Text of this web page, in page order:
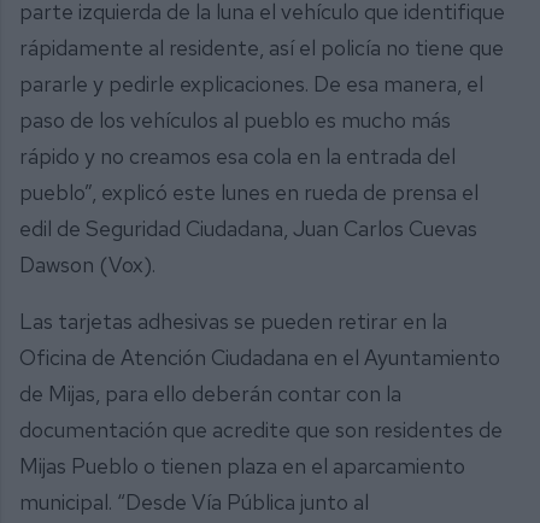
parte izquierda de la luna el vehículo que identifique
rápidamente al residente, así el policía no tiene que
pararle y pedirle explicaciones. De esa manera, el
paso de los vehículos al pueblo es mucho más
rápido y no creamos esa cola en la entrada del
pueblo”, explicó este lunes en rueda de prensa el
edil de Seguridad Ciudadana, Juan Carlos Cuevas
Dawson (Vox).
Las tarjetas adhesivas se pueden retirar en la
Oficina de Atención Ciudadana en el Ayuntamiento
de Mijas, para ello deberán contar con la
documentación que acredite que son residentes de
Mijas Pueblo o tienen plaza en el aparcamiento
municipal. “Desde Vía Pública junto al